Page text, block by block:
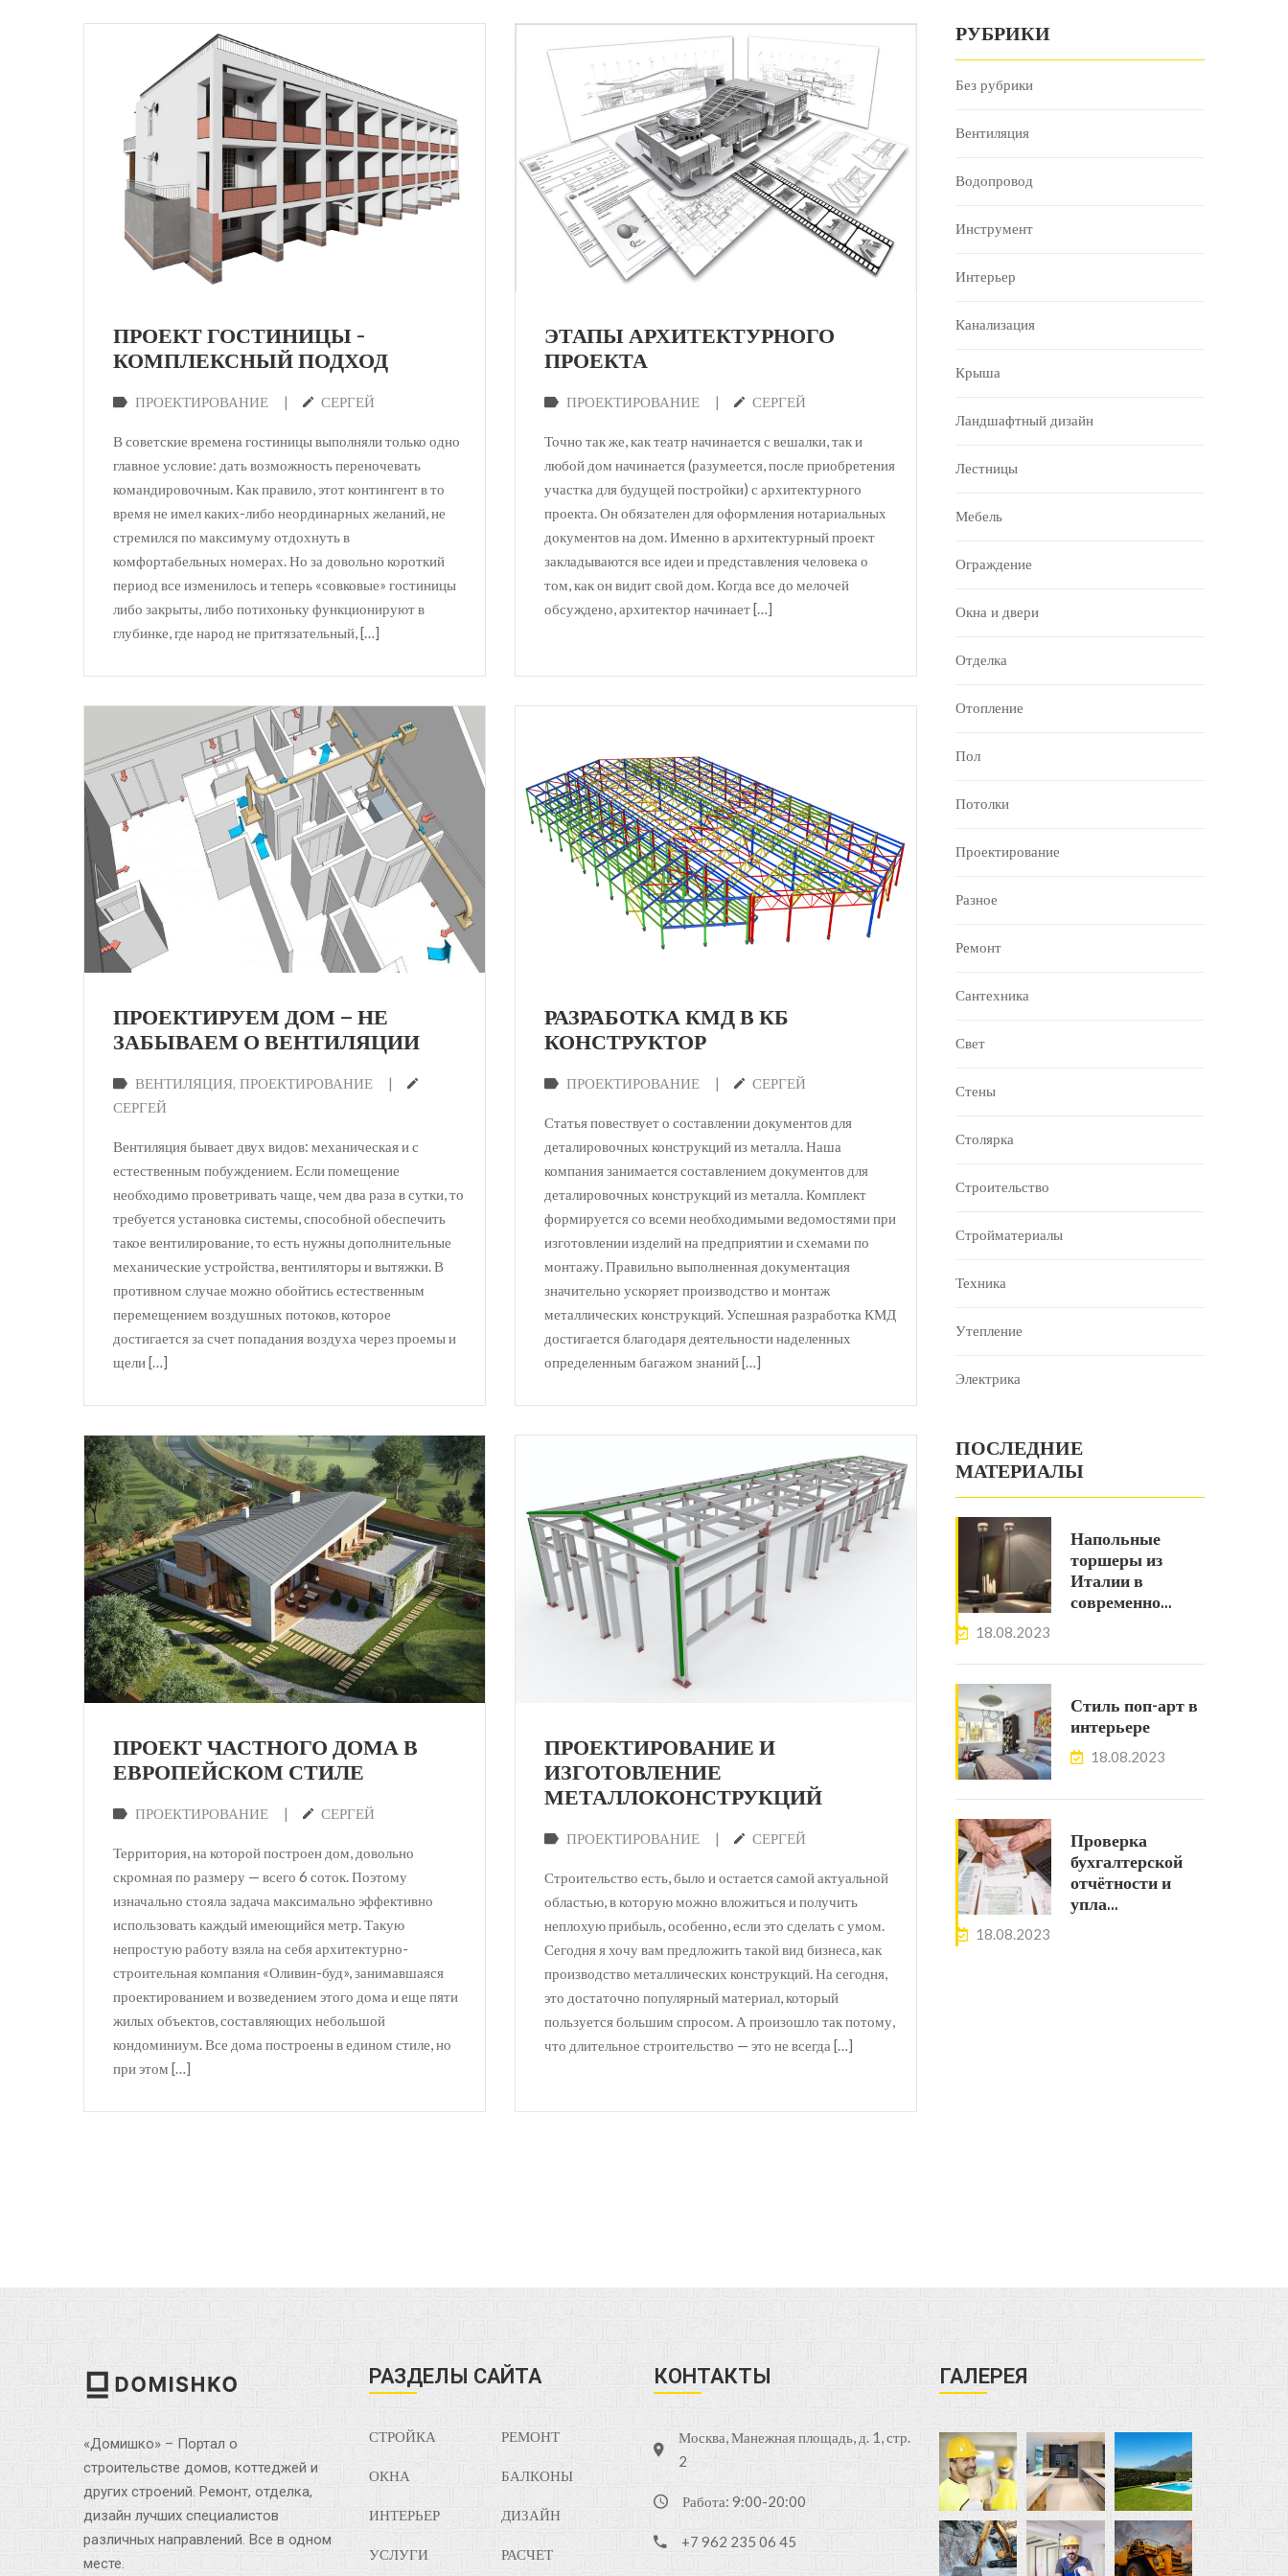
ПРОЕКТ ГОСТИНИЦЫ –
КОМПЛЕКСНЫЙ ПОДХОД
ПРОЕКТИРОВАНИЕ | СЕРГЕЙ
В советские времена гостиницы выполняли только одно
главное условие: дать возможность переночевать
командировочным. Как правило, этот контингент в то
время не имел каких-либо неординарных желаний, не
стремился по максимуму отдохнуть в
комфортабельных номерах. Но за довольно короткий
период все изменилось и теперь «совковые» гостиницы
либо закрыты, либо потихоньку функционируют в
глубинке, где народ не притязательный, […]
ЭТАПЫ АРХИТЕКТУРНОГО
ПРОЕКТА
ПРОЕКТИРОВАНИЕ | СЕРГЕЙ
Точно так же, как театр начинается с вешалки, так и
любой дом начинается (разумеется, после приобретения
участка для будущей постройки) с архитектурного
проекта. Он обязателен для оформления нотариальных
документов на дом. Именно в архитектурный проект
закладываются все идеи и представления человека о
том, как он видит свой дом. Когда все до мелочей
обсуждено, архитектор начинает […]
ПРОЕКТИРУЕМ ДОМ — НЕ
ЗАБЫВАЕМ О ВЕНТИЛЯЦИИ
ВЕНТИЛЯЦИЯ‚ ПРОЕКТИРОВАНИЕ |
СЕРГЕЙ
Вентиляция бывает двух видов: механическая и с
естественным побуждением. Если помещение
необходимо проветривать чаще, чем два раза в сутки, то
требуется установка системы, способной обеспечить
такое вентилирование, то есть нужны дополнительные
механические устройства, вентиляторы и вытяжки. В
противном случае можно обойтись естественным
перемещением воздушных потоков, которое
достигается за счет попадания воздуха через проемы и
щели […]
РАЗРАБОТКА КМД В КБ
КОНСТРУКТОР
ПРОЕКТИРОВАНИЕ | СЕРГЕЙ
Статья повествует о составлении документов для
деталировочных конструкций из металла. Наша
компания занимается составлением документов для
деталировочных конструкций из металла. Комплект
формируется со всеми необходимыми ведомостями при
изготовлении изделий на предприятии и схемами по
монтажу. Правильно выполненная документация
значительно ускоряет производство и монтаж
металлических конструкций. Успешная разработка КМД
достигается благодаря деятельности наделенных
определенным багажом знаний […]
ПРОЕКТ ЧАСТНОГО ДОМА В
ЕВРОПЕЙСКОМ СТИЛЕ
ПРОЕКТИРОВАНИЕ | СЕРГЕЙ
Территория, на которой построен дом, довольно
скромная по размеру — всего 6 соток. Поэтому
изначально стояла задача максимально эффективно
использовать каждый имеющийся метр. Такую
непростую работу взяла на себя архитектурно-
строительная компания «Оливин-буд», занимавшаяся
проектированием и возведением этого дома и еще пяти
жилых объектов, составляющих небольшой
кондоминиум. Все дома построены в едином стиле, но
при этом […]
ПРОЕКТИРОВАНИЕ И
ИЗГОТОВЛЕНИЕ
МЕТАЛЛОКОНСТРУКЦИЙ
ПРОЕКТИРОВАНИЕ | СЕРГЕЙ
Строительство есть, было и остается самой актуальной
областью, в которую можно вложиться и получить
неплохую прибыль, особенно, если это сделать с умом.
Сегодня я хочу вам предложить такой вид бизнеса, как
производство металлических конструкций. На сегодня,
это достаточно популярный материал, который
пользуется большим спросом. А произошло так потому,
что длительное строительство — это не всегда […]
РУБРИКИ
Без рубрики
Вентиляция
Водопровод
Инструмент
Интерьер
Канализация
Крыша
Ландшафтный дизайн
Лестницы
Мебель
Ограждение
Окна и двери
Отделка
Отопление
Пол
Потолки
Проектирование
Разное
Ремонт
Сантехника
Свет
Стены
Столярка
Строительство
Стройматериалы
Техника
Утепление
Электрика
ПОСЛЕДНИЕ
МАТЕРИАЛЫ
Напольные
торшеры из
Италии в
современно…
18.08.2023
Стиль поп-арт в
интерьере
18.08.2023
Проверка
бухгалтерской
отчётности и
упла…
18.08.2023
«Домишко» – Портал о
строительстве домов, коттеджей и
других строений. Ремонт, отделка,
дизайн лучших специалистов
различных направлений. Все в одном
месте.
РАЗДЕЛЫ САЙТА
СТРОЙКА
ОКНА
ИНТЕРЬЕР
УСЛУГИ
РЕМОНТ
БАЛКОНЫ
ДИЗАЙН
РАСЧЕТ
КОНТАКТЫ
Москва, Манежная площадь, д. 1, стр.
2
Работа: 9:00-20:00
+7 962 235 06 45
ГАЛЕРЕЯ